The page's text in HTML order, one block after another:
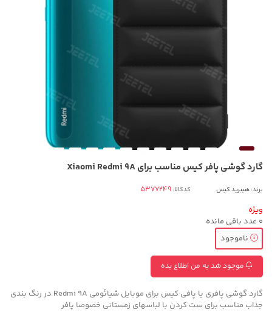
گارد گوشی پافر کیس مناسب برای Xiaomi Redmi 9A
برند:هیبرید کیس کدکالا:
ویژه
0 عدد باقی مانده
ناموجود
موجود شد به من اطلاع بده
گارد گوشی پافری یا پافی کیس برای موبایل شیائومی Redmi 9A در رنگ بندی
جذاب مناسب برای ست کردن با لباسهای زمستانی خصوصا پافر